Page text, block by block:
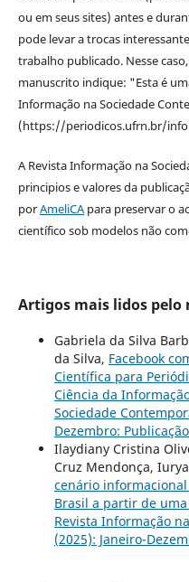
ou em seus sites) antes e
pode levar a trocas
trabalho publicado. Nesse
manuscrito indique: "Esta é
Informação na Sociedade
(https://periodicos.ufrn.br/
A Revista Informação na
principios e valores da
porAmeliCApara preservar o
científico sob modelos não
Artigos mais lidos pelo
Gabriela da Silva
da Silva, Facebook
Científica para
Ciência da
Sociedade
Dezembro:
Ilaydiany Cristina
Cruz Mendonça,
cenário
Brasil a partir de
Revista Informação
(2025): Janeiro-